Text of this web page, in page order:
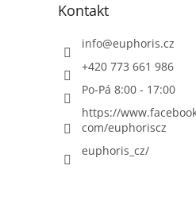
Kontakt
info@euphoris.cz
+420 773 661 986
Po-Pá 8:00 - 17:00
https://
com/euphoriscz
euphoris_cz/